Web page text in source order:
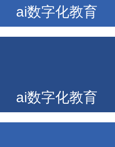
ai数字化教育
ai数字化教育